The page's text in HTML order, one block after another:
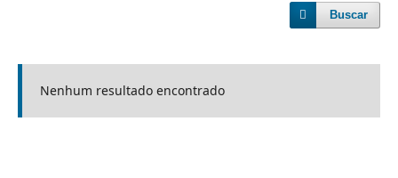
Buscar
Nenhum resultado encontrado